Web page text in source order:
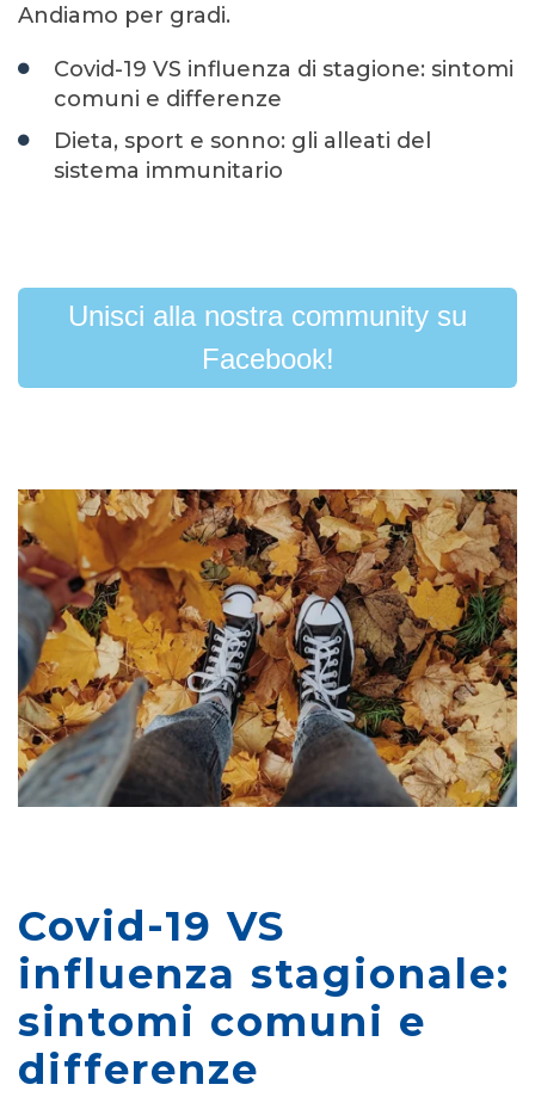
Andiamo per gradi.
Covid-19 VS influenza di stagione: sintomi
comuni e differenze
Dieta, sport e sonno: gli alleati del
sistema immunitario
Unisci alla nostra community su
Facebook!
Covid-19 VS
influenza stagionale:
sintomi comuni e
differenze